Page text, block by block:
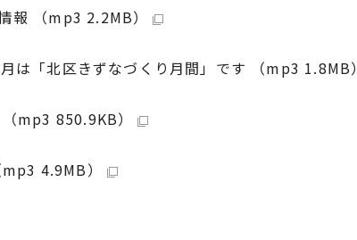
報 （mp3 2.2MB）
「北区きずなづくり月間」です （mp3 1.8MB）
mp3 850.9KB）
4.9MB）